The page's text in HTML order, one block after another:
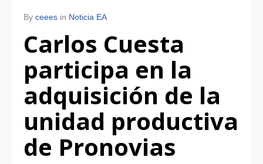
By ceees in Noticia EA
Carlos Cuesta
participa en la
adquisición de la
unidad productiva
de Pronovias